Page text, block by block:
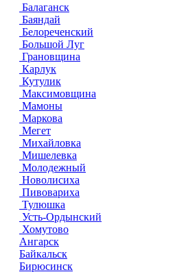
Балаганск
Баяндай
Белореченский
Большой Луг
Грановщина
Карлук
Кутулик
Максимовщина
Мамоны
Маркова
Мегет
Михайловка
Мишелевка
Молодежный
Новолисиха
Пивовариха
Тулюшка
Усть-Ордынский
Хомутово
Ангарск
Байкальск
Бирюсинск